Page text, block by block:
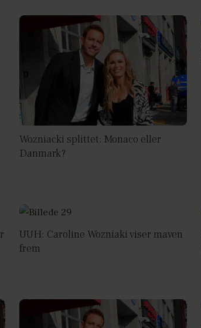
Wozniacki splittet: Monaco eller
Danmark?
UUH: Caroline Wozniaki viser maven
frem